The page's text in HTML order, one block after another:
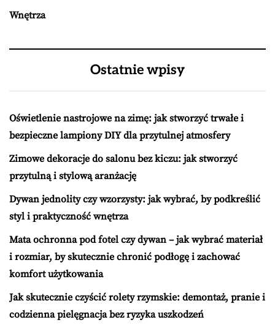
Wnętrza
Ostatnie wpisy
Oświetlenie nastrojowe na zimę: jak stworzyć trwałe i
bezpieczne lampiony DIY dla przytulnej atmosfery
Zimowe dekoracje do salonu bez kiczu: jak stworzyć
przytulną i stylową aranżację
Dywan jednolity czy wzorzysty: jak wybrać, by podkreślić
styl i praktyczność wnętrza
Mata ochronna pod fotel czy dywan – jak wybrać materiał
i rozmiar, by skutecznie chronić podłogę i zachować
komfort użytkowania
Jak skutecznie czyścić rolety rzymskie: demontaż, pranie i
codzienna pielęgnacja bez ryzyka uszkodzeń